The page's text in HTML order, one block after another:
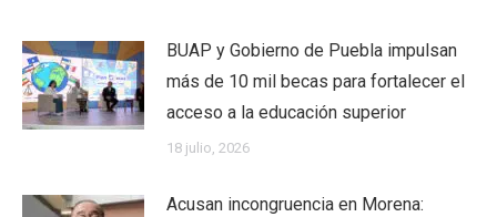
BUAP y Gobierno de Puebla impulsan
más de 10 mil becas para fortalecer el
acceso a la educación superior
18 julio, 2026
Acusan incongruencia en Morena: